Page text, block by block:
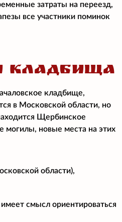
затраты на переезд,
все участники поминок
КЛАДБИЩА
кладбище,
в Московской области, но
Щербинское
могилы, новые места на этих
области),
смысл ориентироваться